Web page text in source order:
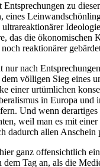
Entsprechungen zu
eines
das die ökonomischen
reaktionärer
nur nach
völligen Sieg eines
einer urtümlichen
in Europa und
Und wenn
weil man es mit
dadurch allen
ganz offensichtlich
dem Tag an, als die